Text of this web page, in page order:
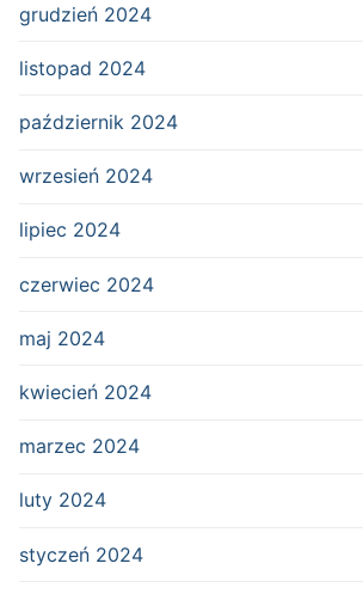
grudzień 2024
listopad 2024
październik 2024
wrzesień 2024
lipiec 2024
czerwiec 2024
maj 2024
kwiecień 2024
marzec 2024
luty 2024
styczeń 2024